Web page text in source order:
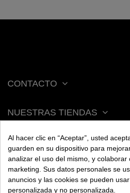
CONTACTO
NUESTRAS TIENDAS
ACERCA DE BENGALA
AYUDA
Al hacer clic en “Aceptar”, usted
guarden en su dispositivo para
analizar el uso del mismo, y
marketing. Sus datos personales se
anuncios y las cookies se pueden
personalizada y no personalizada.